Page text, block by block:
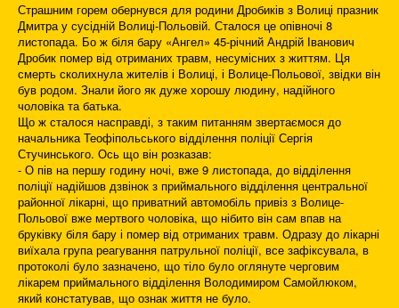
Страшним горем обернувся для родини Дробиків з Волиці празник
Дмитра у сусідній Волиці-Польовій. Сталося це опівночі 8
листопада. Бо ж біля бару «Ангел» 45-річний Андрій Іванович
Дробик помер від отриманих травм, несумісних з життям. Ця
смерть сколихнула жителів і Волиці, і Волице-Польової, звідки він
був родом. Знали його як дуже хорошу людину, надійного
чоловіка та батька.
Що ж сталося насправді, з таким питанням звертаємося до
начальника Теофіпольського відділення поліції Сергія
Стучинського. Ось що він розказав:
- О пів на першу годину ночі, вже 9 листопада, до відділення
поліції надійшов дзвінок з приймального відділення центральної
районної лікарні, що приватний автомобіль привіз з Волице-
Польової вже мертвого чоловіка, що нібито він сам впав на
бруківку біля бару і помер від отриманих травм. Одразу до лікарні
виїхала група реагування патрульної поліції, все зафіксувала, в
протоколі було зазначено, що тіло було оглянуте черговим
лікарем приймального відділення Володимиром Самойлюком,
який констатував, що ознак життя не було.